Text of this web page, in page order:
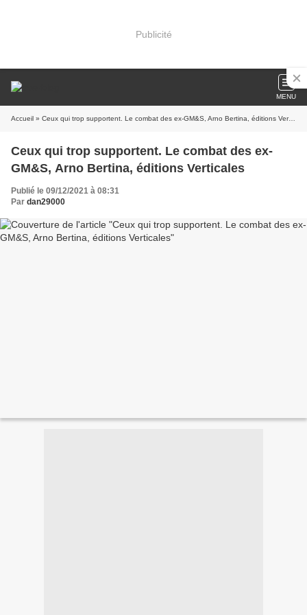
Publicité
MENU
Accueil » Ceux qui trop supportent. Le combat des ex-GM&S, Arno Bertina, éditions Verticales
Ceux qui trop supportent. Le combat des ex-
GM&S, Arno Bertina, éditions Verticales
Publié le 09/12/2021 à 08:31
Par dan29000